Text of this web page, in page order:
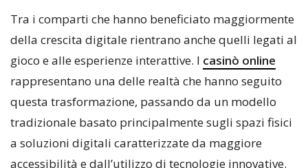
Tra i comparti che hanno beneficiato maggiormente
della crescita digitale rientrano anche quelli legati al
gioco e alle esperienze interattive. I casinò online
rappresentano una delle realtà che hanno seguito
questa trasformazione, passando da un modello
tradizionale basato principalmente sugli spazi fisici
a soluzioni digitali caratterizzate da maggiore
accessibilità e dall’utilizzo di tecnologie innovative.